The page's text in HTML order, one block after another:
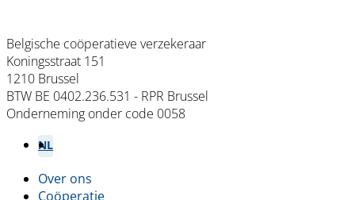
Belgische coöperatieve verzekeraar
Koningsstraat 151
1210 Brussel
BTW BE 0402.236.531 - RPR Brussel
Onderneming onder code 0058
NL
Over ons
Coöperatie